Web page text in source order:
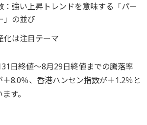
：強い上昇トレンドを意味する「パー
」の並び
化は注目テーマ
日終値～8月29日終値までの騰落率
8.0％、香港ハンセン指数が＋1.2％と
す。